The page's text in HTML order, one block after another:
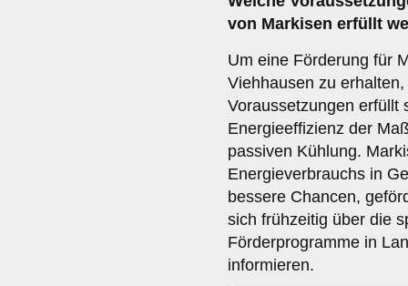
von Markisen erfüllt
Um eine Förderung für
Viehhausen zu
Voraussetzungen erfüllt
Energieeffizienz der
passiven Kühlung.
Energieverbrauchs in
bessere Chancen,
sich frühzeitig über die
Förderprogramme in
informieren.